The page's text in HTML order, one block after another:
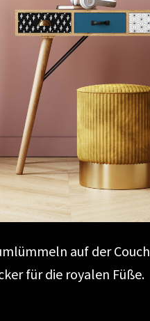
auf der Couch
für die royalen Füße.